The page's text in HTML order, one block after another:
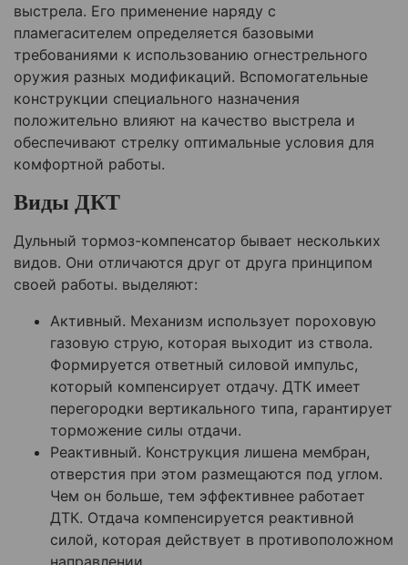
выстрела. Его применение наряду с
пламегасителем определяется базовыми
требованиями к использованию огнестрельного
оружия разных модификаций. Вспомогательные
конструкции специального назначения
положительно влияют на качество выстрела и
обеспечивают стрелку оптимальные условия для
комфортной работы.
Виды ДКТ
Дульный тормоз-компенсатор бывает нескольких
видов. Они отличаются друг от друга принципом
своей работы. выделяют:
Активный. Механизм использует пороховую
газовую струю, которая выходит из ствола.
Формируется ответный силовой импульс,
который компенсирует отдачу. ДТК имеет
перегородки вертикального типа, гарантирует
торможение силы отдачи.
Реактивный. Конструкция лишена мембран,
отверстия при этом размещаются под углом.
Чем он больше, тем эффективнее работает
ДТК. Отдача компенсируется реактивной
силой, которая действует в противоположном